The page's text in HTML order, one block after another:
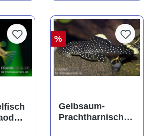
Bewertung von 5 von 5 Sternen
%
Gelbsaum-
Prachtharnischw